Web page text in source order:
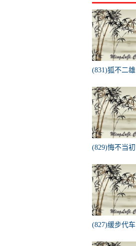
(831)狐不二雄
(829)悔不当初
(827)缓步代车